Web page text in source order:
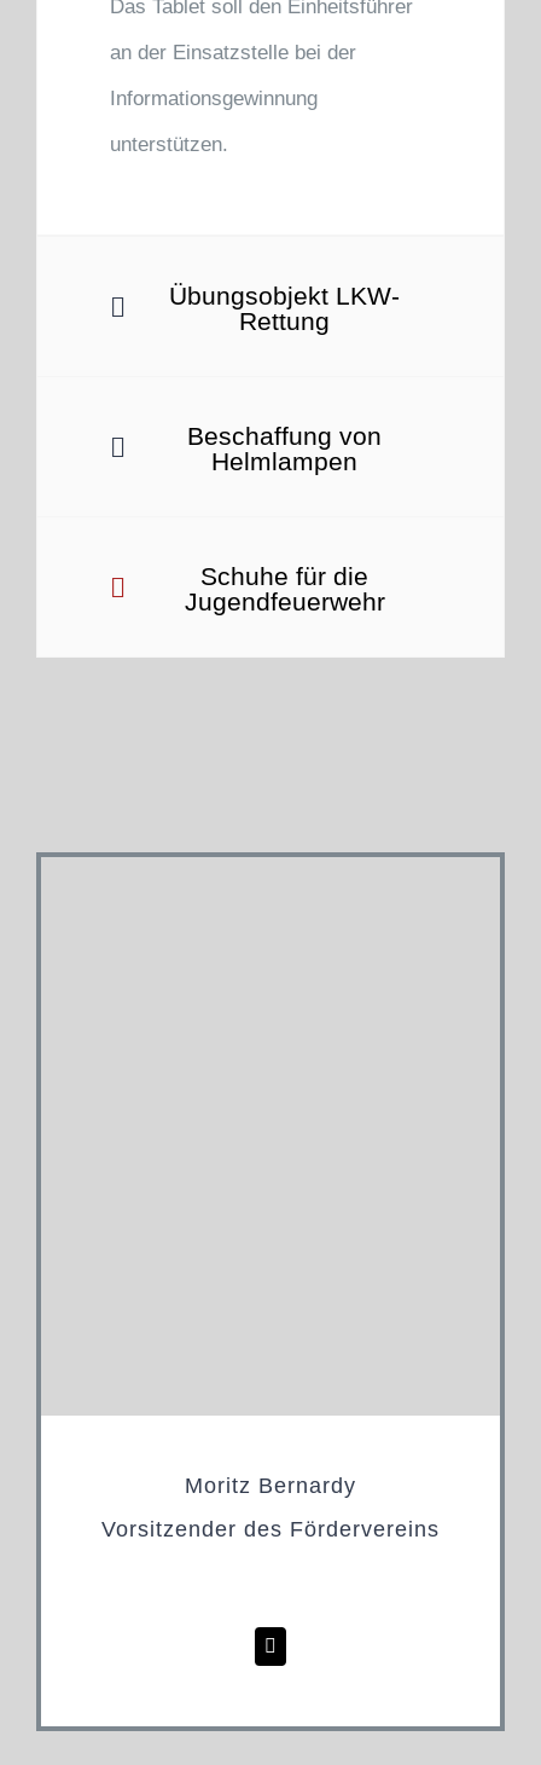
Das Tablet soll den Einheitsführer
an der Einsatzstelle bei der
Informationsgewinnung
unterstützen.
Übungsobjekt LKW-
Rettung
Beschaffung von
Helmlampen
Schuhe für die
Jugendfeuerwehr
Moritz Bernardy
Vorsitzender des Fördervereins